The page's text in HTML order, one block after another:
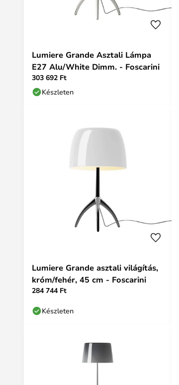
Lumiere Grande Asztali Lámpa
E27 Alu/White Dimm. - Foscarini
303 692 Ft
Készleten
Lumiere Grande asztali világítás,
króm/fehér, 45 cm - Foscarini
284 744 Ft
Készleten